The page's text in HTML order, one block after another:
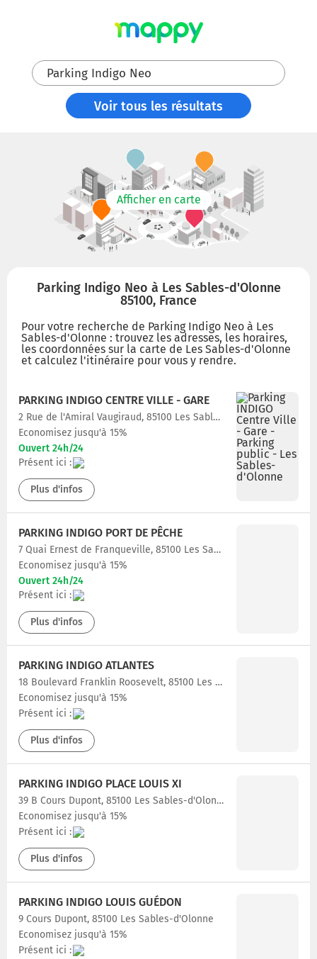
Parking Indigo Neo
Voir tous les résultats
Afficher en carte
Parking Indigo Neo à Les Sables-d'Olonne
85100, France
Pour votre recherche de Parking Indigo Neo à Les
Sables-d'Olonne : trouvez les adresses, les horaires,
les coordonnées sur la carte de Les Sables-d'Olonne
et calculez l'itinéraire pour vous y rendre.
PARKING INDIGO CENTRE VILLE - GARE
2 Rue de l'Amiral Vaugiraud, 85100 Les Sables-d'Olonne
Economisez jusqu'à 15%
Ouvert 24h/24
Présent ici :
Plus d'infos
PARKING INDIGO PORT DE PÊCHE
7 Quai Ernest de Franqueville, 85100 Les Sables-d'Olonne
Economisez jusqu'à 15%
Ouvert 24h/24
Présent ici :
Plus d'infos
PARKING INDIGO ATLANTES
18 Boulevard Franklin Roosevelt, 85100 Les Sables-d'Olonne
Economisez jusqu'à 15%
Présent ici :
Plus d'infos
PARKING INDIGO PLACE LOUIS XI
39 B Cours Dupont, 85100 Les Sables-d'Olonne
Economisez jusqu'à 15%
Présent ici :
Plus d'infos
PARKING INDIGO LOUIS GUÉDON
9 Cours Dupont, 85100 Les Sables-d'Olonne
Economisez jusqu'à 15%
Présent ici :